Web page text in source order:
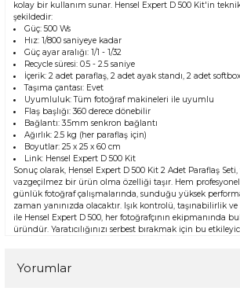
kolay bir kullanım sunar. Hensel Expert D 500 Kit'in
şekildedir:
Güç: 500 Ws
Hız: 1/800 saniyeye kadar
Güç ayar aralığı: 1/1 - 1/32
Recycle süresi: 0.5 - 2.5 saniye
İçerik: 2 adet paraflaş, 2 adet ayak standı, 2 adet softbox
Taşıma çantası: Evet
Uyumluluk: Tüm fotoğraf makineleri ile uyumlu
Flaş başlığı: 360 derece dönebilir
Bağlantı: 3.5mm senkron bağlantı
Ağırlık: 2.5 kg (her paraflaş için)
Boyutlar: 25 x 25 x 60 cm
Link: Hensel Expert D 500 Kit
Sonuç olarak, Hensel Expert D 500 Kit 2 Adet Paraflaş
vazgeçilmez bir ürün olma özelliği taşır. Hem
günlük fotoğraf çalışmalarında, sunduğu yüksek
zaman yanınızda olacaktır. Işık kontrolü, taşınabilirlik ve
ile Hensel Expert D 500, her fotoğrafçının ekipmanında
üründür. Yaratıcılığınızı serbest bırakmak için bu
Yorumlar